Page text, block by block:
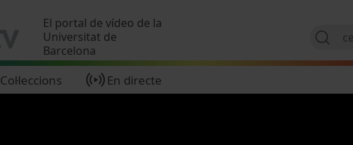
El portal de vídeo de la
Universitat de
Barcelona
Col·leccions En directe